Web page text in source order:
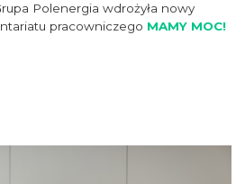
Polenergia wdrożyła nowy
pracowniczego MAMY MOC!